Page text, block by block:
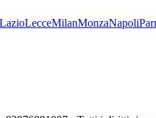
LazioLecceMilanMonzaNapoli